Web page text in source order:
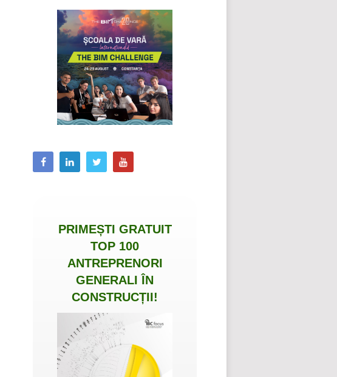
PRIMEȘTI GRATUIT
TOP 100
ANTREPRENORI
GENERALI ÎN
CONSTRUCȚII!